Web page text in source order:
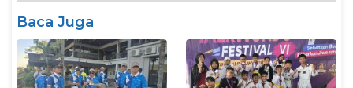
Baca Juga